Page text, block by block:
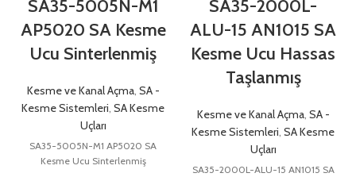
SA35-5005N-M1
AP5020 SA Kesme
Ucu Sinterlenmiş
Kesme ve Kanal Açma, SA -
Kesme Sistemleri, SA Kesme
Uçları
SA35-5005N-M1 AP5020 SA
Kesme Ucu Sinterlenmiş
SA35-2000L-
ALU-15 AN1015 SA
Kesme Ucu Hassas
Taşlanmış
Kesme ve Kanal Açma, SA -
Kesme Sistemleri, SA Kesme
Uçları
SA35-2000L-ALU-15 AN1015 SA